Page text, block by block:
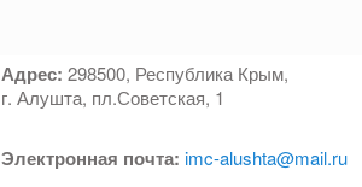
Адрес: 298500, Республика Крым,
г. Алушта, пл.Советская, 1
Электронная почта: imc-alushta@mail.ru